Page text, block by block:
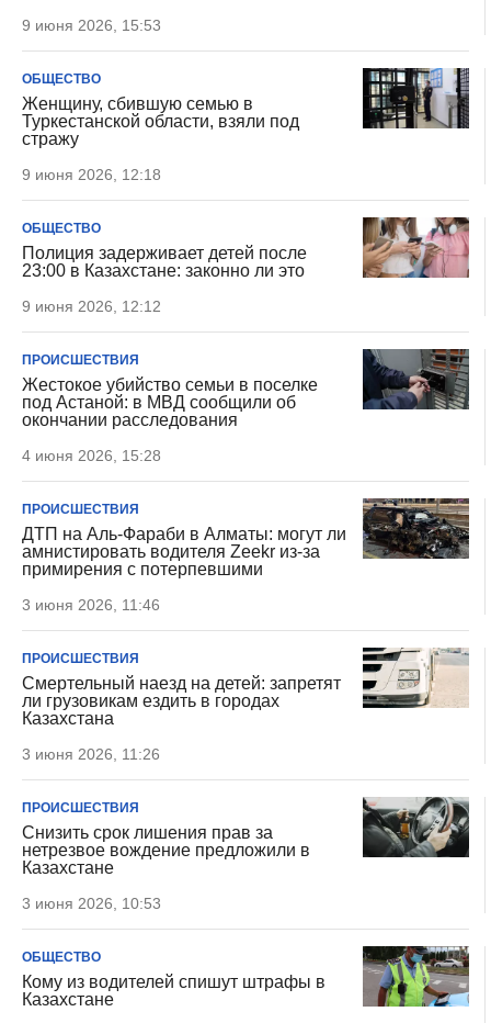
9 июня 2026, 15:53
ОБЩЕСТВО
Женщину, сбившую семью в
Туркестанской области, взяли под
стражу
9 июня 2026, 12:18
ОБЩЕСТВО
Полиция задерживает детей после
23:00 в Казахстане: законно ли это
9 июня 2026, 12:12
ПРОИСШЕСТВИЯ
Жестокое убийство семьи в поселке
под Астаной: в МВД сообщили об
окончании расследования
4 июня 2026, 15:28
ПРОИСШЕСТВИЯ
ДТП на Аль-Фараби в Алматы: могут ли
амнистировать водителя Zeekr из-за
примирения с потерпевшими
3 июня 2026, 11:46
ПРОИСШЕСТВИЯ
Смертельный наезд на детей: запретят
ли грузовикам ездить в городах
Казахстана
3 июня 2026, 11:26
ПРОИСШЕСТВИЯ
Снизить срок лишения прав за
нетрезвое вождение предложили в
Казахстане
3 июня 2026, 10:53
ОБЩЕСТВО
Кому из водителей спишут штрафы в
Казахстане